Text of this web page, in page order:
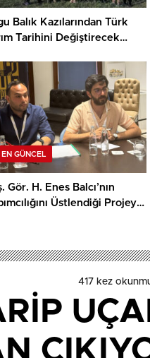
Balık Kazılarından Türk
Tarihini Değiştirecek
EN GÜNCEL
Gör. H. Enes Balcı’nın
Üstlendiği Projeye
417 kez